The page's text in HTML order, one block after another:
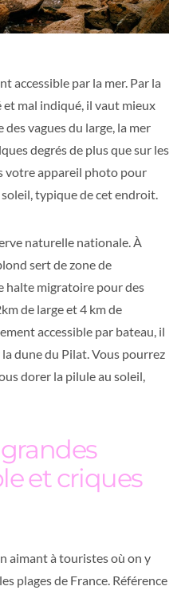
accessible par la mer. Par la
mal indiqué, il vaut mieux
vagues du large, la mer
degrés de plus que sur les
votre appareil photo pour
typique de cet endroit.
naturelle nationale. À
sert de zone de
halte migratoire pour des
de large et 4 km de
accessible par bateau, il
dune du Pilat. Vous pourrez
dorer la pilule au soleil,
et criques
aimant à touristes où on y
plages de France. Référence